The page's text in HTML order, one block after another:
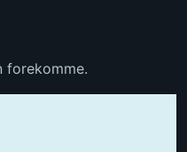
forekomme.